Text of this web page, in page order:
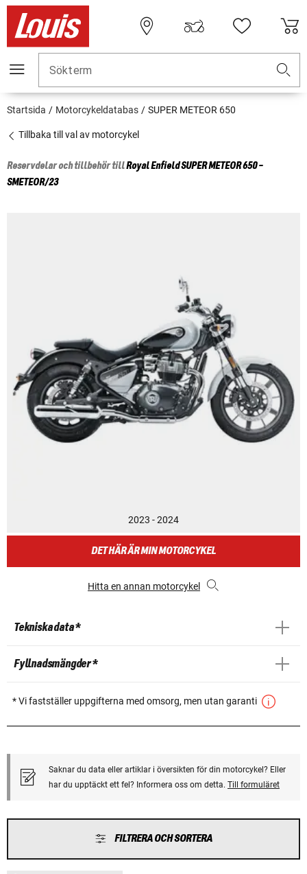
Sökterm
Startsida Motorcykeldatabas SUPER METEOR 650
Tillbaka till val av motorcykel
Reservdelar och tillbehör tillRoyal EnfieldSUPER METEOR 650 -
SMETEOR/23
2023 - 2024
DET HÄR ÄR MIN MOTORCYKEL
Hitta en annan motorcykel
Tekniska data *
Fyllnadsmängder *
* Vi fastställer uppgifterna med omsorg, men utan garanti
Saknar du data eller artiklar i översikten för din motorcykel? Eller
har du upptäckt ett fel? Informera oss om detta. Till formuläret
FILTRERA OCH SORTERA